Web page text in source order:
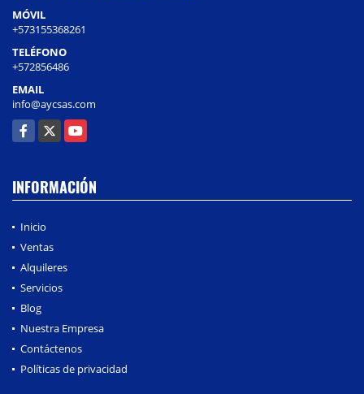
MÓVIL
+573155368261
TELÉFONO
+572856486
EMAIL
info@aycsas.com
Facebook
X YouTube
INFORMACIÓN
Inicio
Ventas
Alquileres
Servicios
Blog
Nuestra Empresa
Contáctenos
Políticas de privacidad